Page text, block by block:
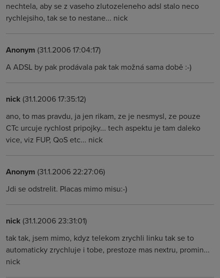
nechtela, aby se z vaseho zlutozeleneho adsl stalo neco
rychlejsiho, tak se to nestane... nick
Anonym (31.1.2006 17:04:17)
A ADSL by pak prodávala pak tak možná sama době :-)
nick (31.1.2006 17:35:12)
ano, to mas pravdu, ja jen rikam, ze je nesmysl, ze pouze
CTc urcuje rychlost pripojky... tech aspektu je tam daleko
vice, viz FUP, QoS etc... nick
Anonym (31.1.2006 22:27:06)
Jdi se odstrelit. Placas mimo misu:-)
nick (31.1.2006 23:31:01)
tak tak, jsem mimo, kdyz telekom zrychli linku tak se to
automaticky zrychluje i tobe, prestoze mas nextru, promin...
nick